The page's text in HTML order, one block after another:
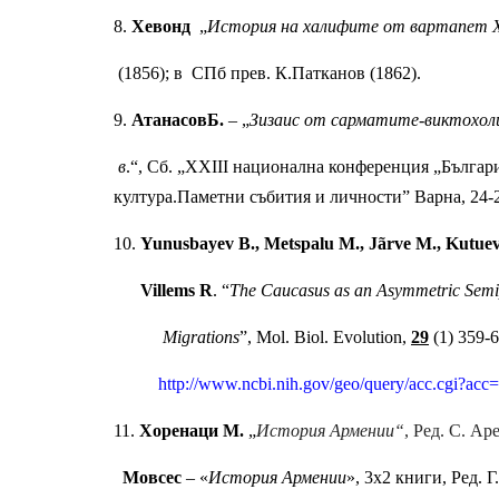
8. Хевонд „История на халифите от вартапет
(1856); в  СПб прев. К.Патканов (1862).
9. АтанасовБ. – „Зизаис от сарматите-
в.“, Сб. „XXIII национална конференция
култура.Паметни събития и личности” Варна,
10. Yunusbayev B., Metspalu M., Jãrve M.,
Villems R. “The Caucasus as an Asymmetric
Migrations”, Mol. Biol. Evolution, 29 (1) 359-
http://www.ncbi.nih.gov/geo/query/
11. Хоренаци М. „История Армении“, Ред. С.
Мовсес – «История Армении», 3х2 книги, Ред.